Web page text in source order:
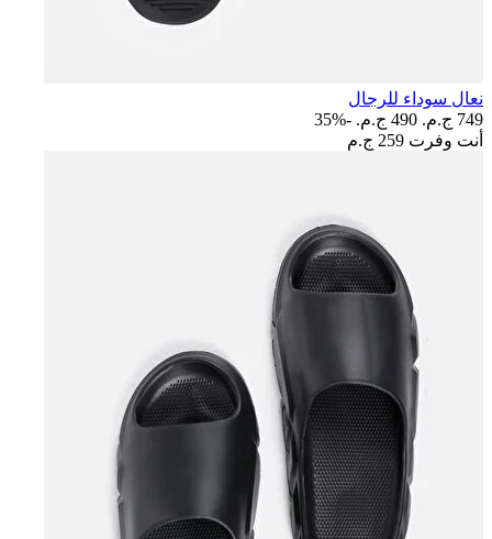
نعال سوداء للرجال
749 ج.م.‏
490 ج.م.‏
-35%
أنت وفرت 259 ج.م